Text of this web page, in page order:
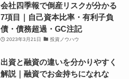
会社四季報で倒産リスクが分かる
7項目｜自己資本比率・有利子負
債・債務超過・GC注記
2023年3月21日 投資ノウハウ
出資と融資の違いを分かりやすく
解説｜融資でお金持ちになれな